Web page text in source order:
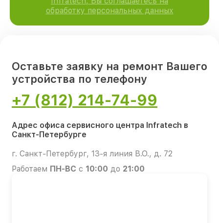
обработку персональных данных
Оставьте заявку на ремонт Вашего
устройства по телефону
+7 (812) 214-74-99
Адрес офиса сервисного центра Infratech в
Санкт-Петербурге
г. Санкт-Петербург, 13-я линия В.О., д. 72
Работаем ПН-ВС с 10:00 до 21:00